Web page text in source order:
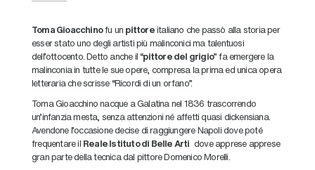
Toma Gioacchinofu un pittoreitaliano che passò alla storia per
esser stato uno degli artisti più malinconici ma talentuosi
dell’ottocento. Detto anche il “pittore del grigio” fa emergere la
malinconia in tutte le sue opere, compresa la prima ed unica opera
letteraria che scrisse “Ricordi di un orfano”.
Toma Gioacchino nacque a Galatina nel 1836 trascorrendo
un’infanzia mesta, senza attenzioni né affetti quasi dickensiana.
Avendone l’occasione decise di raggiungere Napoli dove poté
frequentare il Reale Istituto di Belle Arti dove apprese apprese
gran parte della tecnica dal pittore Domenico Morelli.